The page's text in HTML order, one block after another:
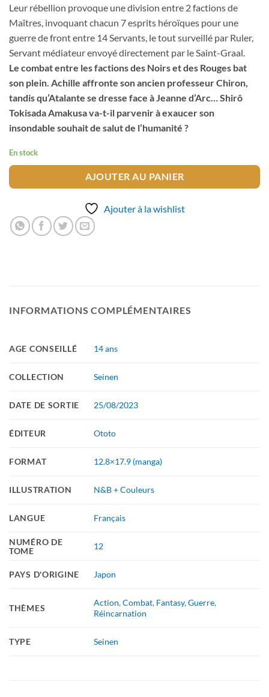
Leur rébellion provoque une division entre 2 factions de
Maîtres, invoquant chacun 7 esprits héroïques pour une
guerre de front entre 14 Servants, le tout surveillé par Ruler,
Servant médiateur envoyé directement par le Saint-Graal.
Le combat entre les factions des Noirs et des Rouges bat
son plein. Achille affronte son ancien professeur Chiron,
tandis qu’Atalante se dresse face à Jeanne d’Arc… Shirô
Tokisada Amakusa va-t-il parvenir à exaucer son
insondable souhait de salut de l’humanité ?
En stock
AJOUTER AU PANIER
Ajouter à la wishlist
INFORMATIONS COMPLÉMENTAIRES
AGE CONSEILLÉ 14 ans
COLLECTION Seinen
DATE DE SORTIE 25/08/2023
ÉDITEUR Ototo
FORMAT 12.8×17.9 (manga)
ILLUSTRATION N&B + Couleurs
LANGUE Français
NUMÉRO DE
TOME
12
PAYS D'ORIGINE Japon
THÈMES
Action,Combat, Fantasy,Guerre,
Réincarnation
TYPE Seinen